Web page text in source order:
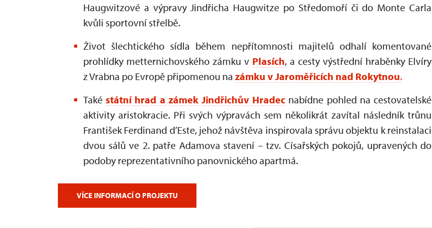
Haugwitzové a výpravy Jindřicha Haugwitze po Středomoří či do Monte Carla
kvůli sportovní střelbě.
Život šlechtického sídla během nepřítomnosti majitelů odhalí komentované
prohlídky metternichovského zámku v Plasích, a cesty výstřední hraběnky Elvíry
z Vrabna po Evropě připomenou na zámku v Jaroměřicích nad Rokytnou.
Takéstátní hrad a zámek Jindřichův Hradec nabídne pohled na cestovatelské
aktivity aristokracie. Při svých výpravách sem několikrát zavítal následník trůnu
František Ferdinand d’Este, jehož návštěva inspirovala správu objektu k reinstalaci
dvou sálů ve 2. patře Adamova stavení – tzv. Císařských pokojů, upravených do
podoby reprezentativního panovnického apartmá.
VÍCE INFORMACÍ O PROJEKTU